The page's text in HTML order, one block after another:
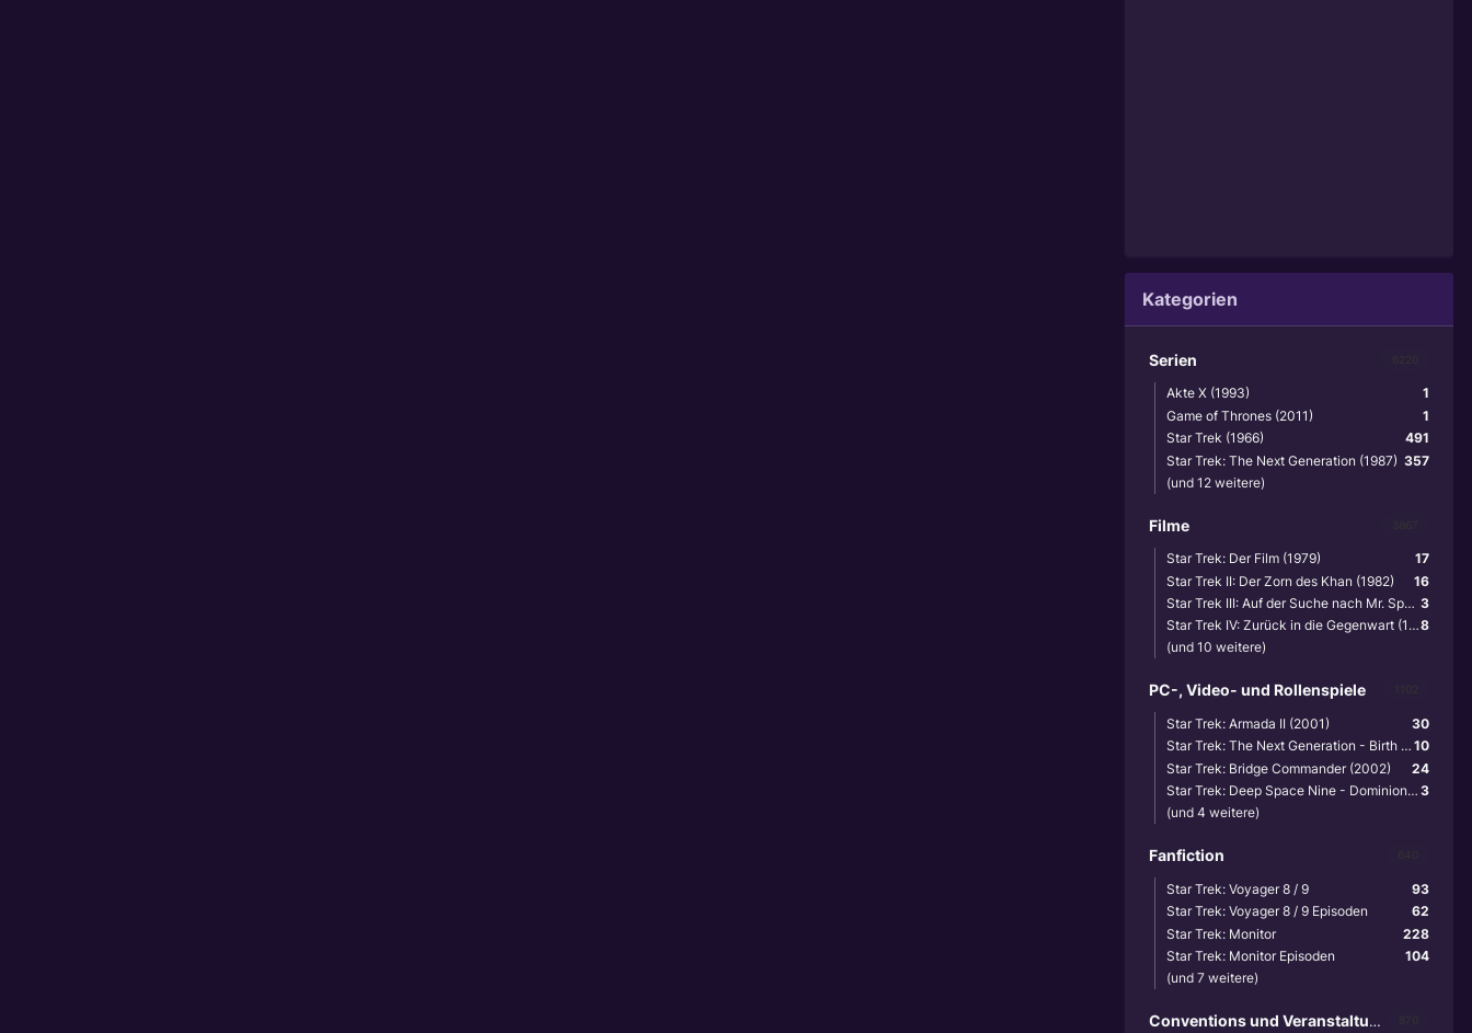
Kategorien
Serien
1
Akte X (1993)
1
Game of Thrones (2011)
491
Star Trek (1966)
357
Star Trek: The Next Generation (1987)
(und 12 weitere)
Filme
17
Star Trek: Der Film (1979)
16
Star Trek II: Der Zorn des Khan (1982)
3
Star Trek III: Auf der Suche nach Mr. Spock (1984)
8
Star Trek IV: Zurück in die Gegenwart (1986)
(und 10 weitere)
PC-, Video- und Rollenspiele
30
Star Trek: Armada II (2001)
10
Star Trek: The Next Generation - Birth of the Federation (1999)
24
Star Trek: Bridge Commander (2002)
3
Star Trek: Deep Space Nine - Dominion Wars (2001)
(und 4 weitere)
Fanfiction
93
Star Trek: Voyager 8 / 9
62
Star Trek: Voyager 8 / 9 Episoden
228
Star Trek: Monitor
104
Star Trek: Monitor Episoden
(und 7 weitere)
Conventions und Veranstaltungen